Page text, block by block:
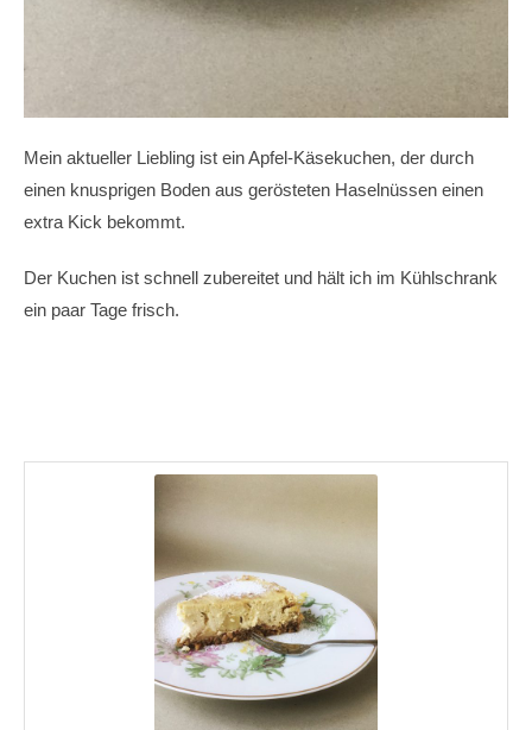
Mein aktueller Liebling ist ein Apfel-Käsekuchen, der durch
einen knusprigen Boden aus gerösteten Haselnüssen einen
extra Kick bekommt.
Der Kuchen ist schnell zubereitet und hält ich im Kühlschrank
ein paar Tage frisch.